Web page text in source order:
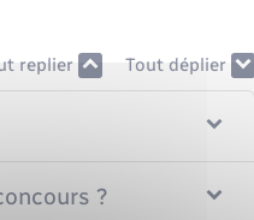
replier Tout déplier
?